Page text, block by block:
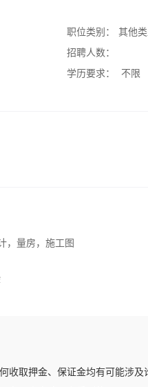
职位类别：
其他
招聘人数：
学历要求：
不限
，量房，施工图
收取押金、保证金均有可能涉及